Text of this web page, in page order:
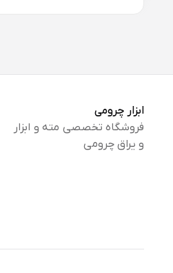
ابزار چرومی
فروشگاه تخصصی مته و ابزار
و یراق چرومی